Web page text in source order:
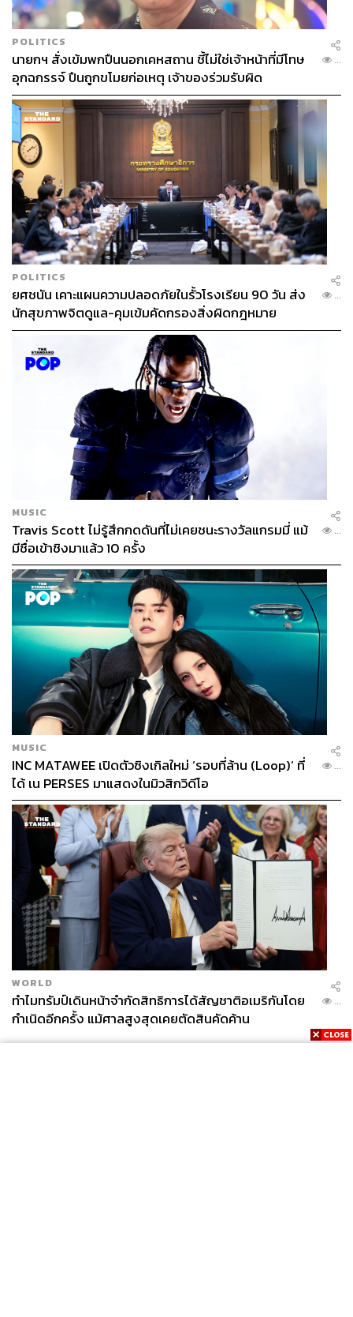
POLITICS
นายกฯ สั่งเข้มพกปืนนอกเคหสถาน ชี้ไม่ใช่เจ้าหน้าที่มีโทษ
อุกฉกรรจ์ ปืนถูกขโมยก่อเหตุ เจ้าของร่วมรับผิด
...
POLITICS
ยศชนัน เคาะแผนความปลอดภัยในรั้วโรงเรียน 90 วัน ส่ง
นักสุขภาพจิตดูแล-คุมเข้มคัดกรองสิ่งผิดกฎหมาย
...
MUSIC
Travis Scott ไม่รู้สึกกดดันที่ไม่เคยชนะรางวัลแกรมมี่ แม้
มีชื่อเข้าชิงมาแล้ว 10 ครั้ง
...
MUSIC
INC MATAWEE เปิดตัวซิงเกิลใหม่ ‘รอบที่ล้าน (Loop)’ ที่
ได้ เน PERSES มาแสดงในมิวสิกวิดีโอ
...
WORLD
ทำไมทรัมป์เดินหน้าจำกัดสิทธิการได้สัญชาติอเมริกันโดย
กำเนิดอีกครั้ง แม้ศาลสูงสุดเคยตัดสินคัดค้าน
...